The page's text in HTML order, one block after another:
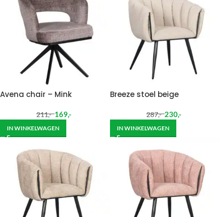
Avena chair – Mink
211,- 169,-
IN WINKELWAGEN
Breeze stoel beige
287,- 230,-
IN WINKELWAGEN